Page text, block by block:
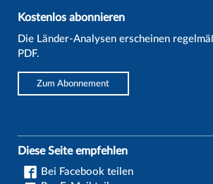
Kostenlos abonnieren
Die Länder-Analysen erscheinen
PDF.
Zum Abonnement
Diese Seite empfehlen
Bei Facebook teilen